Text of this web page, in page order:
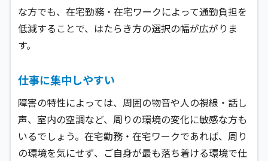
な方でも、在宅勤務・在宅ワークによって通勤負担を
低減することで、はたらき方の選択の幅が広がりま
す。
仕事に集中しやすい
障害の特性によっては、周囲の物音や人の視線・話し
声、室内の空調など、周りの環境の変化に敏感な方も
いるでしょう。在宅勤務・在宅ワークであれば、周り
の環境を気にせず、ご自身が最も落ち着ける環境で仕